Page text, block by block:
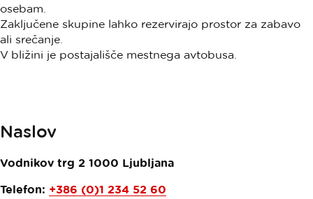
osebam.
Zaključene skupine lahko rezervirajo prostor za zabavo
ali srečanje.
V bližini je postajališče mestnega avtobusa.
Naslov
Vodnikov trg 2 1000 Ljubljana
Telefon: +386 (0)1 234 52 60